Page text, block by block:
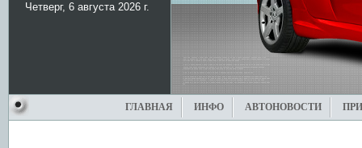
Четверг, 6 августа 2026 г.
ГЛАВНАЯ ИНФО АВТОНОВОСТИ